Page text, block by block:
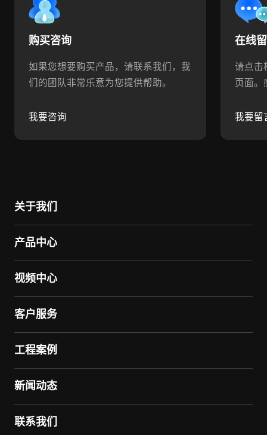
购买咨询
如果您想要购买产品，请联系我们，我
们的团队非常乐意为您提供帮助。
我要咨询
在线
请点击
页面。
我要留
关于我们
产品中心
视频中心
客户服务
工程案例
新闻动态
联系我们